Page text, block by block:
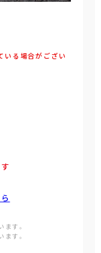
いる場合がござい
ます。
ます。